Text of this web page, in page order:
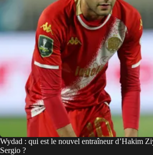
Wydad : qui est le nouvel entraîneur d’Hakim
Sergio ?